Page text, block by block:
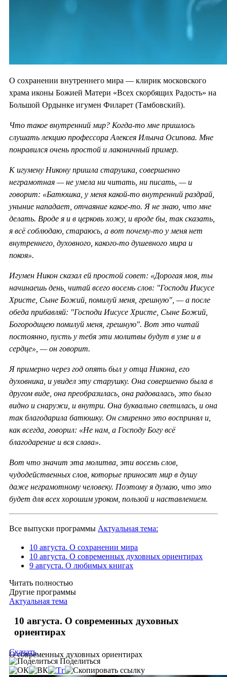
О сохранении внутреннего мира — клирик московского
храма иконы Божией Матери «Всех скорбящих Радость» на
Большой Ордынке игумен Филарет (Тамбовский).
Что такое внутренний мир? Когда-то мне пришлось
слушать лекцию профессора Алексея Ильича Осипова. Мне
понравился очень простой и лаконичный пример.
К игумену Никону пришла старушка, совершенно
неграмотная — не умела ни читать, ни писать, — и
говорит: «Батюшка, у меня какой-то внутренний раздрай,
уныние нападает, отчаяние какое-то. Я не знаю, что мне
делать. Вроде я и в церковь хожу, и вроде бы, так сказать,
я всё соблюдаю, стараюсь, а вот почему-то у меня нет
внутреннего, духовного, какого-то душевного мира и
покоя».
Игумен Никон сказал ей простой совет: «Дорогая моя, ты
начинаешь день, читай всего восемь слов: "Господи Иисусе
Христе, Сыне Божий, помилуй меня, грешную", — а после
обеда прибавляй: "Господи Иисусе Христе, Сыне Божий,
Богородицею помилуй меня, грешную". Вот это читай
постоянно, пусть у тебя эти молитвы будут в уме и в
сердце», — он говорит.
Я примерно через год опять был у отца Никона, его
духовника, и увидел эту старушку. Она совершенно была в
другом виде, она преобразилась, она радовалась, это было
видно и снаружи, и внутри. Она буквально светилась, и она
так благодарила батюшку. Он смиренно это воспринял и,
как всегда, говорил: «Не нам, а Господу Богу всё
благодарение и вся слава».
Вот что значит эта молитва, эти восемь слов,
чудодейственных слов, которые приносят мир в душу
даже неграмотному человеку. Поэтому я думаю, что это
будет для всех хорошим уроком, пользой и наставлением.
Все выпуски программы Актуальная тема:
10 августа. О сохранении мира
10 августа. О современных духовных ориентирах
9 августа. О любимых книгах
Читать полностью
Другие программы
Актуальная тема
10 августа. О современных духовных
ориентирах
О современных духовных ориентирах
Скачать
Поделиться